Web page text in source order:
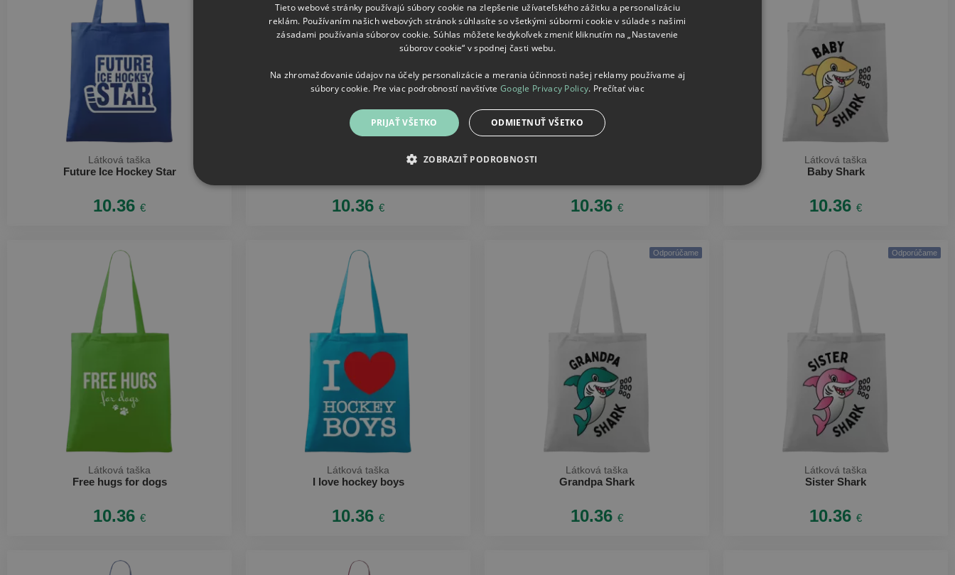
Látková taška
Future Ice Hockey Star
10.36 € 10.36 € 10.36 €
Látková taška
Baby Shark
10.36 €
Látková taška
Free hugs for dogs
10.36 €
Látková taška
I love hockey boys
10.36 €
Odporúčame
Látková taška
Grandpa Shark
10.36 €
Odporúčame
Látková taška
Sister Shark
10.36 €
Tieto webové stránky používajú súbory cookie na zlepšenie užívateľského zážitku a personalizáciu
reklám. Používaním našich webových stránok súhlasíte so všetkými súbormi cookie v súlade s našimi
zásadami používania súborov cookie. Súhlas môžete kedykoľvek zmeniť kliknutím na „Nastavenie
súborov cookie“ v spodnej časti webu.
Na zhromažďovanie údajov na účely personalizácie a merania účinnosti našej reklamy používame aj
súbory cookie. Pre viac podrobností navštívte Google Privacy Policy. Prečítať viac
PRIJAŤ VŠETKO ODMIETNUŤ VŠETKO
ZOBRAZIŤ PODROBNOSTI